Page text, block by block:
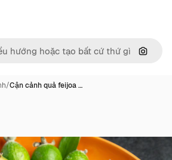
Tìm
/Cận cảnh quả feijoa …